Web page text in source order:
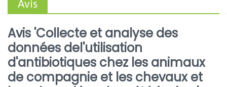
Avis
Avis 'Collecte et analyse des
données del'utilisation
d'antibiotiques chez les animaux
de compagnie et les chevaux et